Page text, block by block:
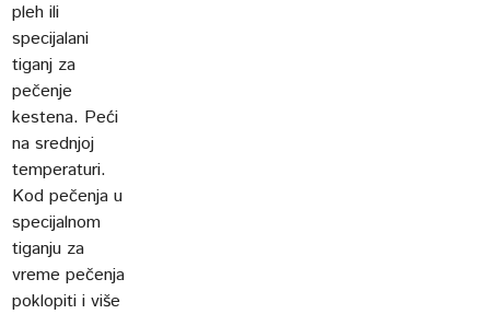
pleh ili
specijalani
tiganj za
pečenje
kestena. Peći
na srednjoj
temperaturi.
Kod pečenja u
specijalnom
tiganju za
vreme pečenja
poklopiti i više